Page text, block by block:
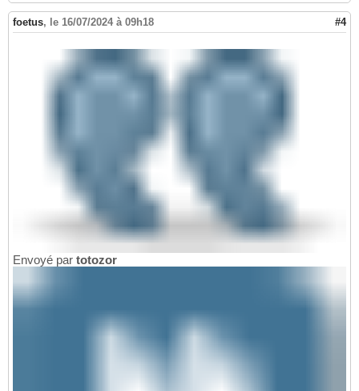
foetus, le 16/07/2024 à 09h18 #4
Envoyé par totozor